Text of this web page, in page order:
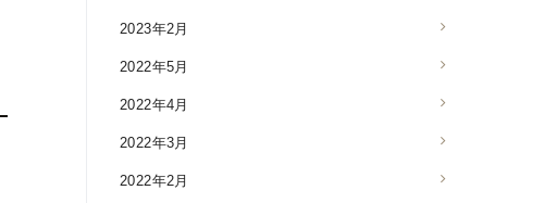
2023年2月
2022年5月
2022年4月
2022年3月
2022年2月